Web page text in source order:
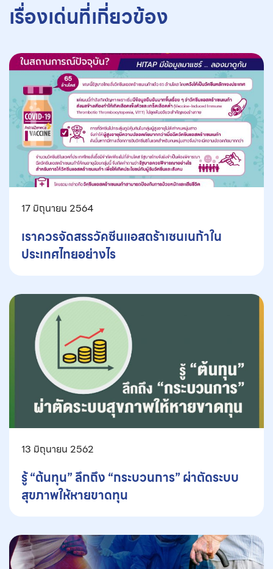
เรื่องเด่นที่เกี่ยวข้อง
17 มิถุนายน 2564
เราควรจัดสรรวัคซีนแอสตร้าเซนเนก้าใน
ประเทศไทยอย่างไร
13 มิถุนายน 2562
รู้ “ต้นทุน” ลึกถึง “กระบวนการ” ผ่าตัดระบบ
สุขภาพให้หายขาดทุน